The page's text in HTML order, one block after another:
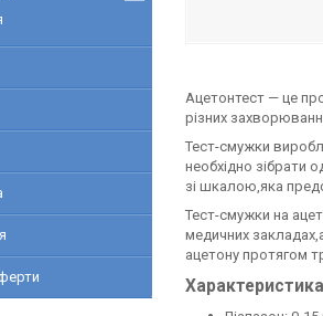
Ацетонтест — це
різних
Тест-смужки
необхідно зібрати
зі шкалою,яка
Тест-смужки на
медичних
ацетону протягом